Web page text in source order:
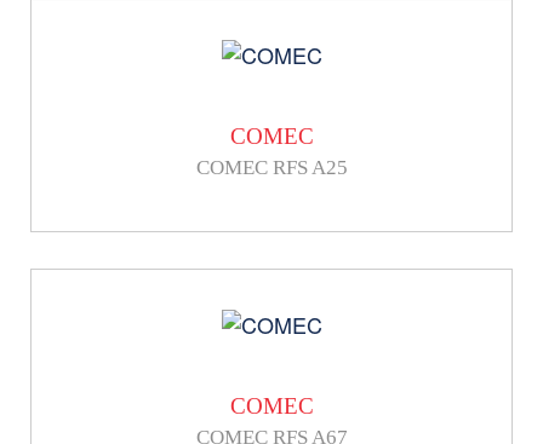
COMEC
COMEC RFS A25
COMEC
COMEC RFS A67